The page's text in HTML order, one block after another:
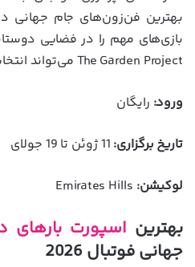
بهترین فن‌زون‌های جام جهانی
بازی‌های مهم را در فضایی
The Garden Project می‌تواند انتخاب مناسبی باشد.
ورود: رایگان
تاریخ برگزاری:
لوکیشن:
بهترین اسپورت بارهای
جهانی فوتبال 2026